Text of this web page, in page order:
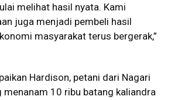
melihat hasil nyata. Kami
juga menjadi pembeli hasil
masyarakat terus bergerak,”
Hardison, petani dari Nagari
menanam 10 ribu batang kaliandra